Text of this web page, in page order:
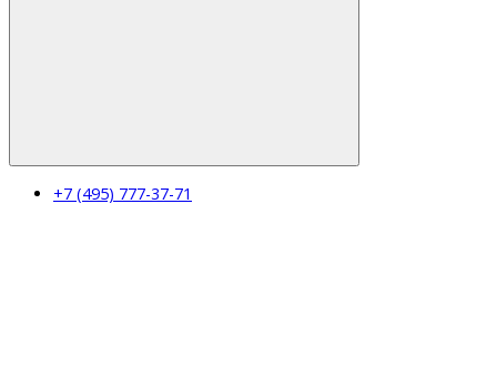
+7 (495) 777-37-71